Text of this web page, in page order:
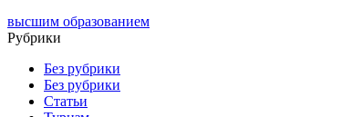
высшим образованием
Рубрики
Без рубрики
Без рубрики
Статьи